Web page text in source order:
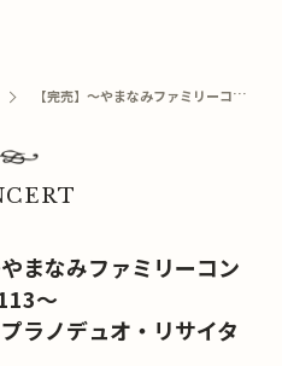
【完売】～やまなみファミリーコン
やまなみファミリーコン
～
ラノデュオ・リサイタ